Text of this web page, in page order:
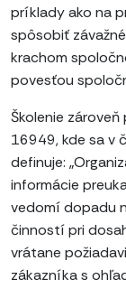
príklady ako na
spôsobiť
krachom
povesťou
Školenie
16949, kde sa v
definuje:
informácie
vedomí dopadu
činností pri
vrátane
zákazníka s